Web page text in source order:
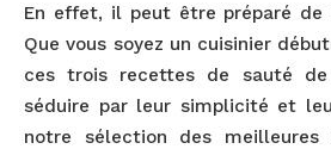
En effet, il peut être préparé de
Que vous soyez un cuisinier
ces trois recettes de sauté
séduire par leur simplicité et
notre sélection des meilleures